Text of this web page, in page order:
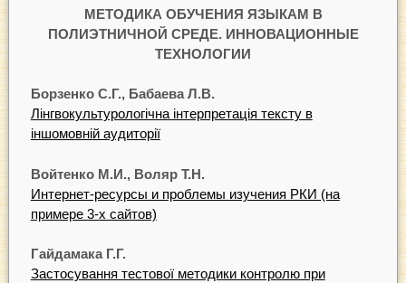
МЕТОДИКА ОБУЧЕНИЯ ЯЗЫКАМ В
ПОЛИЭТНИЧНОЙ СРЕДЕ. ИННОВАЦИОННЫЕ
ТЕХНОЛОГИИ
Борзенко С.Г., Бабаева Л.В.
Лінгвокультурологічна інтерпретація тексту в
іншомовній аудиторії
Войтенко М.И., Воляр Т.Н.
Интернет-ресурсы и проблемы изучения РКИ (на
примере 3-х сайтов)
Гайдамака Г.Г.
Застосування тecтoвoї методики контролю при